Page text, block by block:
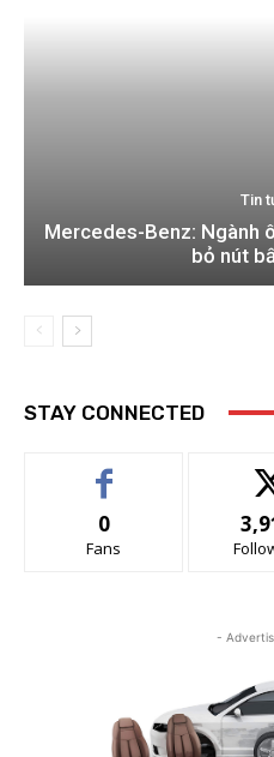
Tin
Mercedes-Benz: Ngành
bỏ nút
STAY CONNECTED
0
Fans
-